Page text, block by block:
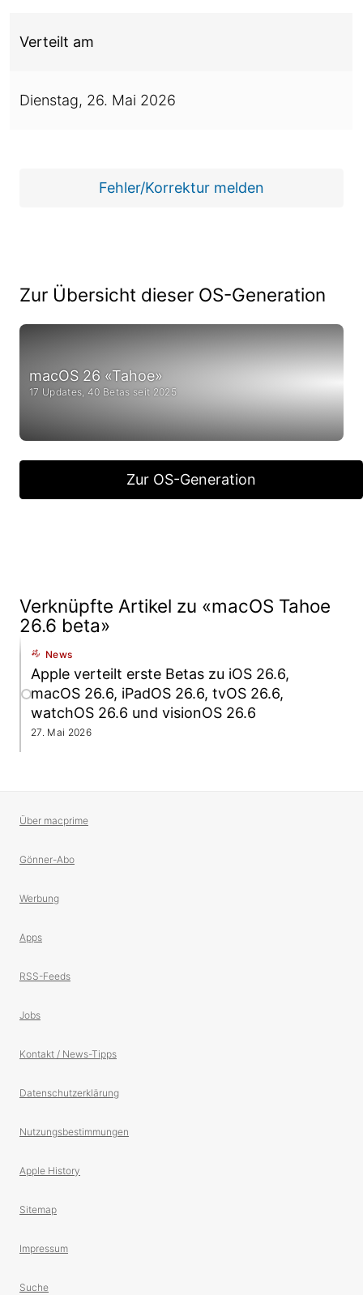
Verteilt am
Dienstag, 26. Mai 2026
Fehler/Korrektur melden
Zur Übersicht dieser OS-Generation
macOS 26 «Tahoe»
17 Updates, 40 Betas seit 2025
Zur OS-Generation
Verknüpfte Artikel zu «macOS Tahoe
26.6 beta»
News
Apple verteilt erste Betas zu iOS 26.6,
macOS 26.6, iPadOS 26.6, tvOS 26.6,
watchOS 26.6 und visionOS 26.6
27. Mai 2026
Über macprime
Gönner-Abo
Werbung
Apps
RSS-Feeds
Jobs
Kontakt / News-Tipps
Datenschutzerklärung
Nutzungsbestimmungen
Apple History
Sitemap
Impressum
Suche